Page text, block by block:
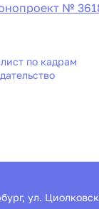
№
по кадрам
ул.